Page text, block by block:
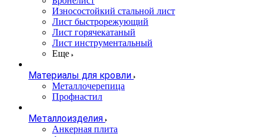
Износостойкий стальной лист
Лист быстрорежующий
Лист горячекатаный
Лист инструментальный
Еще
Материалы для кровли
Металлочерепица
Профнастил
Металлоизделия
Анкерная плита